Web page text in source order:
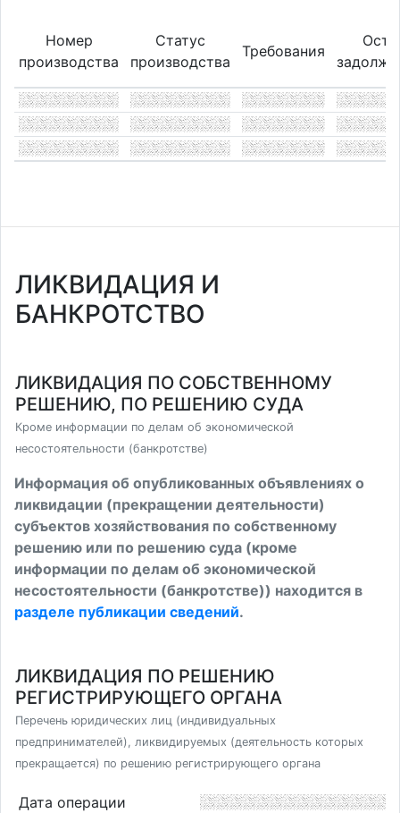
Номер
производства
Статус
производства
Требования
ЛИКВИДАЦИЯ И
БАНКРОТСТВО
ЛИКВИДАЦИЯ ПО СОБСТВЕННОМУ
РЕШЕНИЮ, ПО РЕШЕНИЮ СУДА
Кроме информации по делам об экономической
несостоятельности (банкротстве)
Информация об опубликованных объявлениях о
ликвидации (прекращении деятельности)
субъектов хозяйствования по собственному
решению или по решению суда (кроме
информации по делам об экономической
несостоятельности (банкротстве)) находится в
разделе публикации сведений.
ЛИКВИДАЦИЯ ПО РЕШЕНИЮ
РЕГИСТРИРУЮЩЕГО ОРГАНА
Перечень юридических лиц (индивидуальных
предпринимателей), ликвидируемых (деятельность которых
прекращается) по решению регистрирующего органа
Дата операции